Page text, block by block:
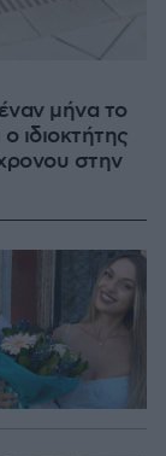
μήνα το
ιδιοκτήτης
στην